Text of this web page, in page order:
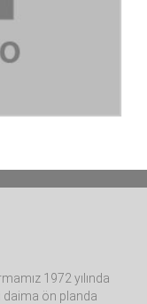
1972 yılında
daima ön planda